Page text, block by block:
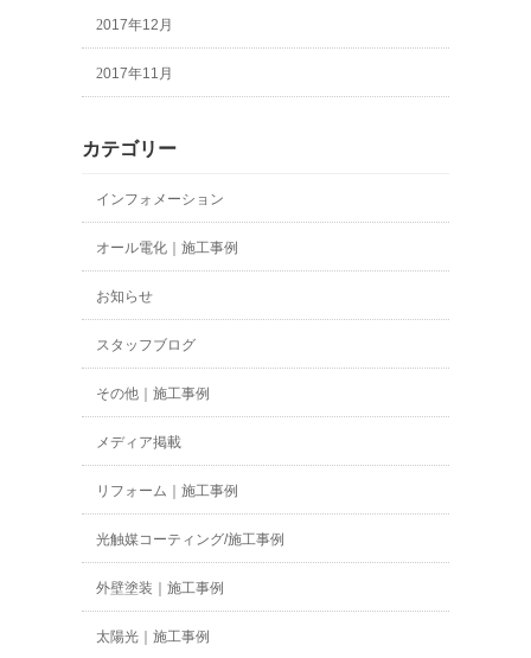
2017年12月
2017年11月
カテゴリー
インフォメーション
オール電化｜施工事例
お知らせ
スタッフブログ
その他｜施工事例
メディア掲載
リフォーム｜施工事例
光触媒コーティング/施工事例
外壁塗装｜施工事例
太陽光｜施工事例